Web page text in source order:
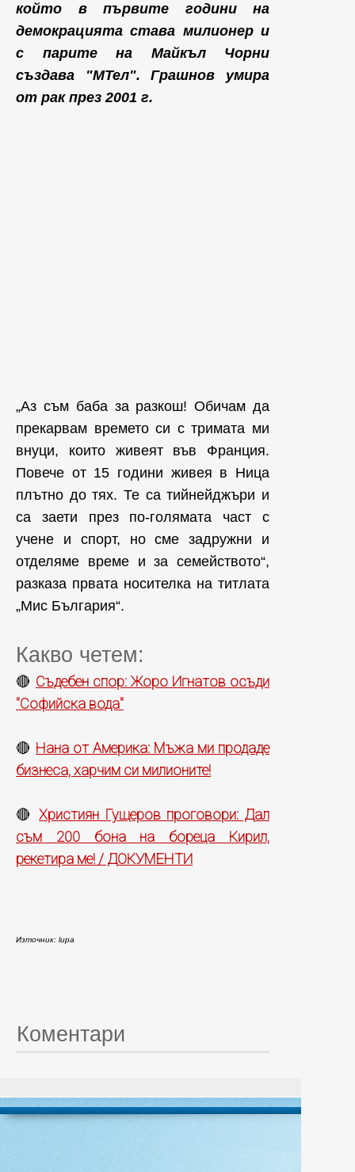
който в първите години на
демокрацията става милионер и
с парите на Майкъл Чорни
създава "МТел". Грашнов умира
от рак през 2001 г.
„Аз съм баба за разкош! Обичам да
прекарвам времето си с тримата ми
внуци, които живеят във Франция.
Повече от 15 години живея в Ница
плътно до тях. Те са тийнейджъри и
са заети през по-голямата част с
учене и спорт, но сме задружни и
отделяме време и за семейството“,
разказа првата носителка на титлата
„Мис България“.
Какво четем:
🔴 Съдебен спор: Жоро Игнатов осъди
"Софийска вода"
🔴 Нана от Америка: Мъжа ми продаде
бизнеса, харчим си милионите!
🔴Християн Гущеров проговори: Дал
съм 200 бона на бореца Кирил,
рекетира ме! / ДОКУМЕНТИ
Източник: lupa
Коментари